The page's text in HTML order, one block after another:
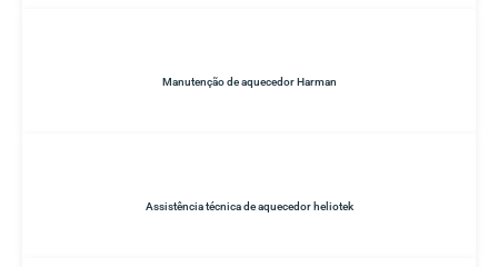
Manutenção de aquecedor Harman
Assistência técnica de aquecedor heliotek